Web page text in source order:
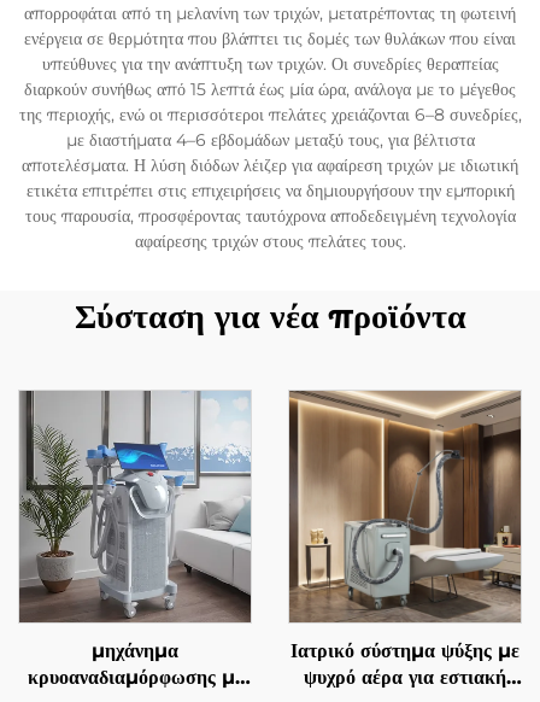
απορροφάται από τη μελανίνη των τριχών, μετατρέποντας τη φωτεινή
ενέργεια σε θερμότητα που βλάπτει τις δομές των θυλάκων που είναι
υπεύθυνες για την ανάπτυξη των τριχών. Οι συνεδρίες θεραπείας
διαρκούν συνήθως από 15 λεπτά έως μία ώρα, ανάλογα με το μέγεθος
της περιοχής, ενώ οι περισσότεροι πελάτες χρειάζονται 6–8 συνεδρίες,
με διαστήματα 4–6 εβδομάδων μεταξύ τους, για βέλτιστα
αποτελέσματα. Η λύση διόδων λέιζερ για αφαίρεση τριχών με ιδιωτική
ετικέτα επιτρέπει στις επιχειρήσεις να δημιουργήσουν την εμπορική
τους παρουσία, προσφέροντας ταυτόχρονα αποδεδειγμένη τεχνολογία
αφαίρεσης τριχών στους πελάτες τους.
Σύσταση για νέα προϊόντα
μηχάνημα
κρυοαναδιαμόρφωσης με
Ιατρικό σύστημα ψύξης με
ψυχρό αέρα για εστιακή